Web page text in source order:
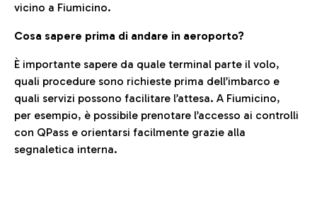
vicino a Fiumicino.
Cosa sapere prima di andare in aeroporto?
È importante sapere da quale terminal parte il volo,
quali procedure sono richieste prima dell’imbarco e
quali servizi possono facilitare l’attesa. A Fiumicino,
per esempio, è possibile prenotare l’accesso ai controlli
con QPass e orientarsi facilmente grazie alla
segnaletica interna.